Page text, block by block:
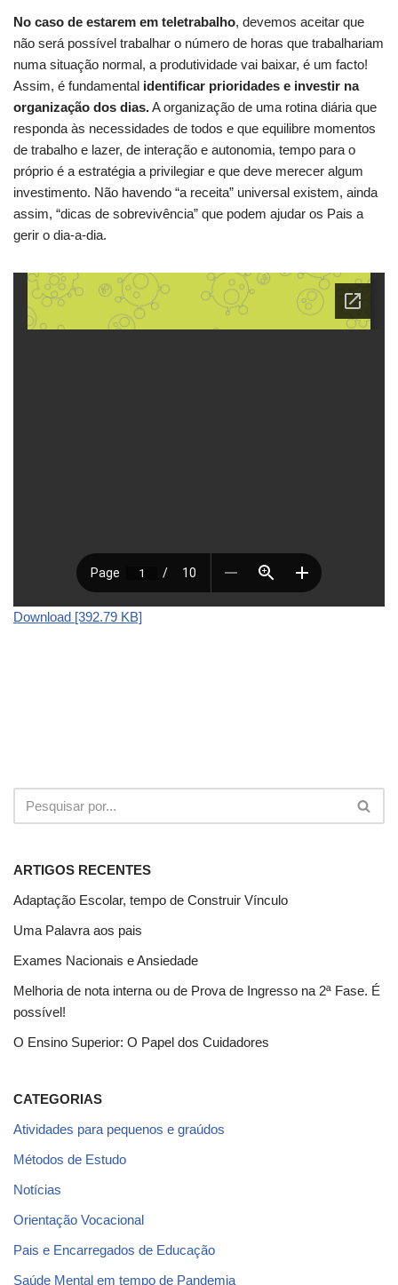
No caso de estarem em teletrabalho, devemos aceitar que
não será possível trabalhar o número de horas que trabalhariam
numa situação normal, a produtividade vai baixar, é um facto!
Assim, é fundamental identificar prioridades e investir na
organização dos dias.A organização de uma rotina diária que
responda às necessidades de todos e que equilibre momentos
de trabalho e lazer, de interação e autonomia, tempo para o
próprio é a estratégia a privilegiar e que deve merecer algum
investimento. Não havendo “a receita” universal existem, ainda
assim, “dicas de sobrevivência” que podem ajudar os Pais a
gerir o dia-a-dia.
Download [392.79 KB]
ARTIGOS RECENTES
Adaptação Escolar, tempo de Construir Vínculo
Uma Palavra aos pais
Exames Nacionais e Ansiedade
Melhoria de nota interna ou de Prova de Ingresso na 2ª Fase. É
possível!
O Ensino Superior: O Papel dos Cuidadores
CATEGORIAS
Atividades para pequenos e graúdos
Métodos de Estudo
Notícias
Orientação Vocacional
Pais e Encarregados de Educação
Saúde Mental em tempo de Pandemia